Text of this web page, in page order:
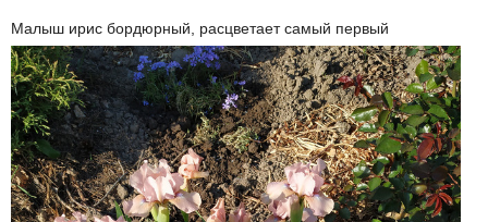
Малыш ирис бордюрный, расцветает самый первый